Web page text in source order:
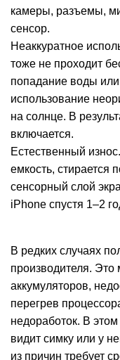
камеры, разъемы,
сенсор.
Неаккуратное
тоже не проходит
попадание воды или
использование
на солнце. В
включается.
Естественный
емкость, стирается
сенсорный слой
iPhone спустя 1–2
В редких случаях
производителя. Это
аккумуляторов,
перегрев
недоработок. В этом
видит симку или у
из причин требует